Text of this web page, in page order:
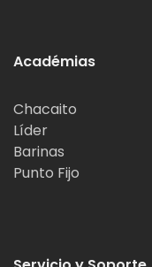
Académias
Chacaito
Líder
Barinas
Punto Fijo